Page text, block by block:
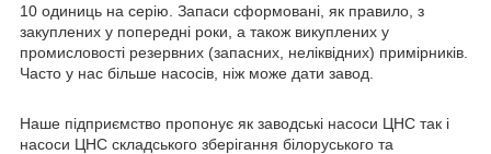
10 одиниць на серію. Запаси сформовані, як правило, з
закуплених у попередні роки, а також викуплених у
промисловості резервних (запасних, неліквідних) примірників.
Часто у нас більше насосів, ніж може дати завод.
Наше підприємство пропонує як заводські насоси ЦНС так і
насоси ЦНС складського зберігання білоруського та